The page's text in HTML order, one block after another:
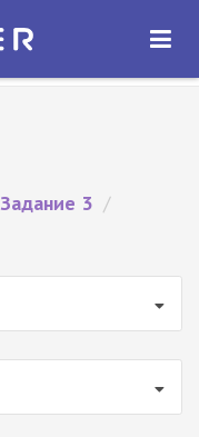
ОТКРЫТЬ
Задание 3 /